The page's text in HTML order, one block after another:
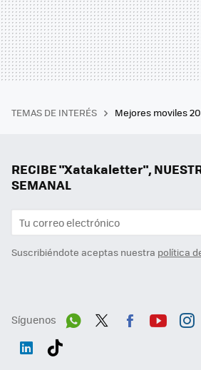
TEMAS DE INTERÉS Mejores moviles
RECIBE "Xatakaletter",
SEMANAL
Suscribiéndote aceptas nuestra política
Síguenos